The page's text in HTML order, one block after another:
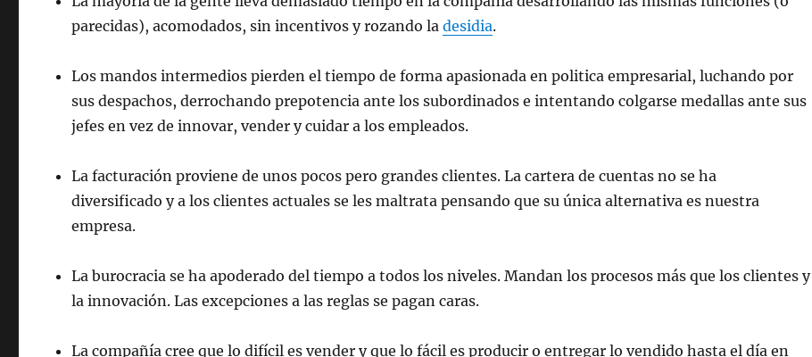
parecidas), acomodados, sin incentivos y rozando ladesidia.
Los mandos intermedios pierden el tiempo de forma apasionada en politica empresarial, luchando por
sus despachos, derrochando prepotencia ante los subordinados e intentando colgarse medallas ante sus
jefes en vez de innovar, vender y cuidar a los empleados.
La facturación proviene de unos pocos pero grandes clientes. La cartera de cuentas no se ha
diversificado y a los clientes actuales se les maltrata pensando que su única alternativa es nuestra
empresa.
La burocracia se ha apoderado del tiempo a todos los niveles. Mandan los procesos más que los clientes y
la innovación. Las excepciones a las reglas se pagan caras.
La compañía cree que lo difícil es vender y que lo fácil es producir o entregar lo vendido hasta el día en